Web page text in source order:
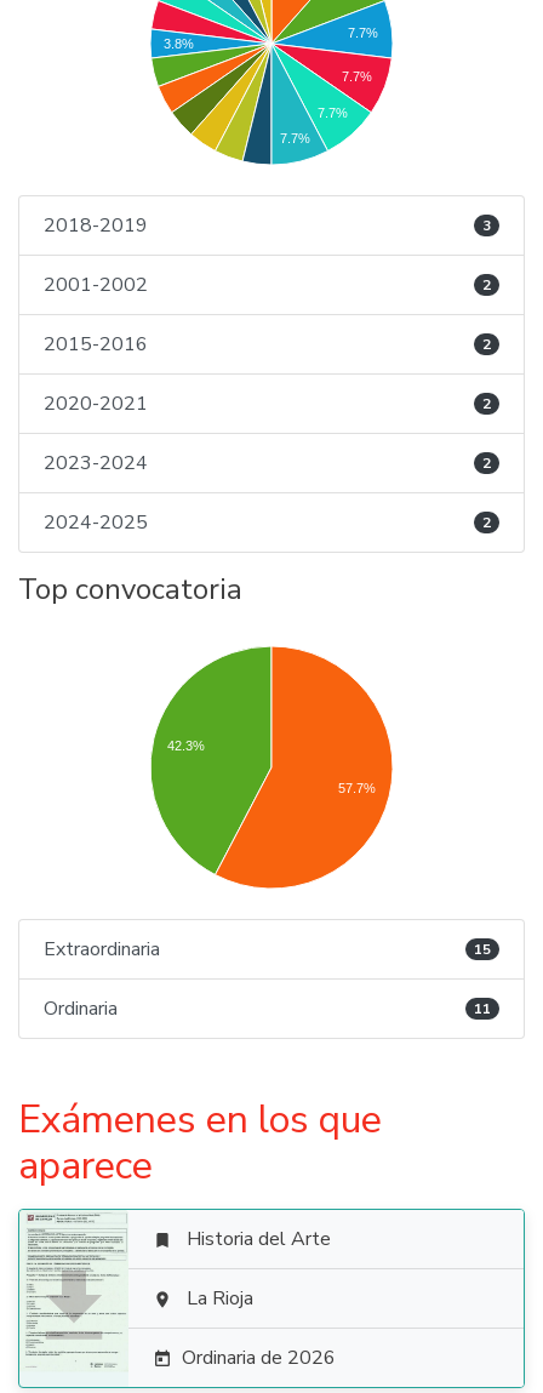
7.7%
7.7%
7.7%
3.8%
7.7%
2018-2019 3
2001-2002 2
2015-2016 2
2020-2021 2
2023-2024 2
2024-2025 2
Top convocatoria
42.3%
57.7%
Extraordinaria 15
Ordinaria 11
Exámenes en los que
aparece

 Historia del Arte
 La Rioja
 Ordinaria de 2026